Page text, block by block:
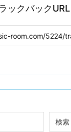
ックバックURL
検索